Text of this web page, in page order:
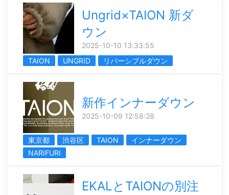
Ungrid×TAION 新ダ
ウン
2025-10-10 13:33:55
TAION
UNGRID リバーシブルダウン
新作インナーダウン
2025-10-09 12:58:28
東京都 渋谷区 TAION
インナーダウン
NARIFURI
EKALとTAIONの別注